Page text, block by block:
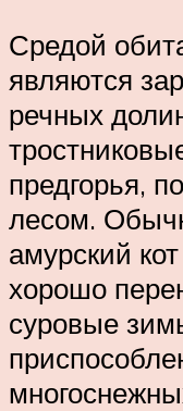
Средой
являются
речных
предгорья,
лесом.
амурский
хорошо
суровые